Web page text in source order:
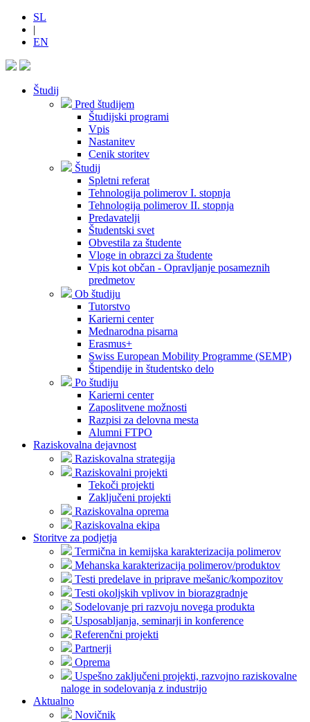
SL
|
EN
Študij
Pred študijem
Študijski programi
Vpis
Nastanitev
Cenik storitev
Študij
Spletni referat
Tehnologija polimerov I. stopnja
Tehnologija polimerov II. stopnja
Predavatelji
Študentski svet
Obvestila za študente
Vloge in obrazci za študente
Vpis kot občan - Opravljanje posameznih
predmetov
Ob študiju
Tutorstvo
Karierni center
Mednarodna pisarna
Erasmus+
Swiss European Mobility Programme (SEMP)
Štipendije in študentsko delo
Po študiju
Karierni center
Zaposlitvene možnosti
Razpisi za delovna mesta
Alumni FTPO
Raziskovalna dejavnost
Raziskovalna strategija
Raziskovalni projekti
Tekoči projekti
Zaključeni projekti
Raziskovalna oprema
Raziskovalna ekipa
Storitve za podjetja
Termična in kemijska karakterizacija polimerov
Mehanska karakterizacija polimerov/produktov
Testi predelave in priprave mešanic/kompozitov
Testi okoljskih vplivov in biorazgradnje
Sodelovanje pri razvoju novega produkta
Usposabljanja, seminarji in konference
Referenčni projekti
Partnerji
Oprema
Uspešno zaključeni projekti, razvojno raziskovalne
naloge in sodelovanja z industrijo
Aktualno
Novičnik